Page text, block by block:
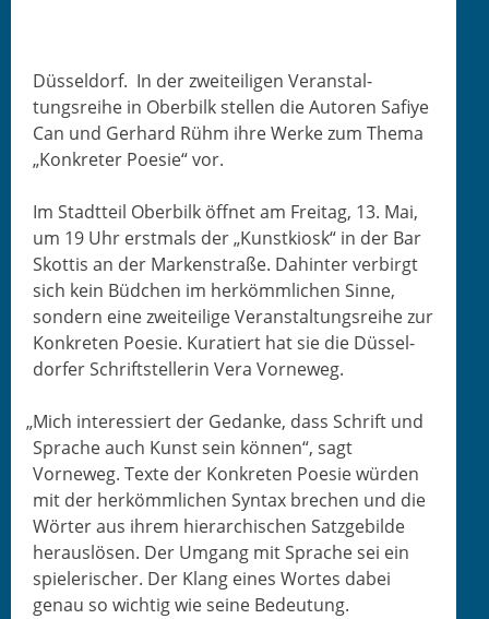
Düs­sel­dorf. In der zweit­eili­gen Ver­anstal­
tungsrei­he in Ober­bilk stellen die Autoren Safiye
Can und Ger­hard Rühm ihre Werke zum The­ma
„Konkreter Poe­sie“ vor.
Im Stadt­teil Ober­bilk öffnet am Fre­itag, 13. Mai,
um 19 Uhr erst­mals der „Kun­stkiosk“ in der Bar
Skot­tis an der Marken­straße. Dahin­ter ver­birgt
sich kein Büd­chen im herkömm­lichen Sinne,
son­dern eine zweit­eilige Ver­anstal­tungsrei­he zur
Konkreten Poe­sie. Kuratiert hat sie die Düs­sel­
dor­fer Schrift­stel­lerin Vera Vorneweg.
„Mich inter­essiert der Gedanke, dass Schrift und
Sprache auch Kun­st sein kön­nen“, sagt
Vorneweg. Texte der Konkreten Poe­sie wür­den
mit der herkömm­lichen Syn­tax brechen und die
Wörter aus ihrem hier­ar­chis­chen Satzge­bilde
her­aus­lösen. Der Umgang mit Sprache sei ein
spielerisch­er. Der Klang eines Wortes dabei
genau so wichtig wie seine Bedeutung.